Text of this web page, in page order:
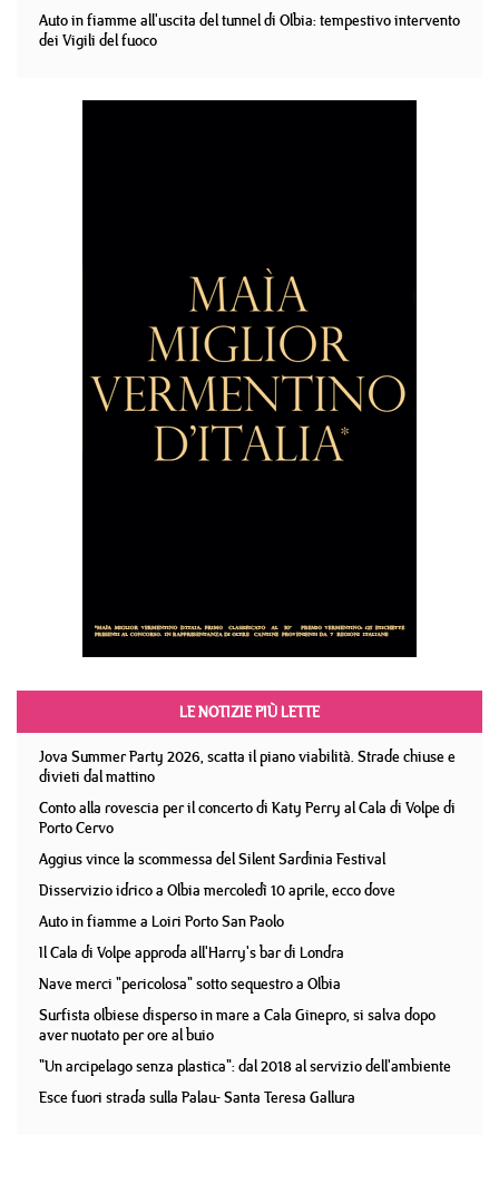
Auto in fiamme all'uscita del tunnel di Olbia: tempestivo intervento
dei Vigili del fuoco
LE NOTIZIE PIÙ LETTE
Jova Summer Party 2026, scatta il piano viabilità. Strade chiuse e
divieti dal mattino
Conto alla rovescia per il concerto di Katy Perry al Cala di Volpe di
Porto Cervo
Aggius vince la scommessa del Silent Sardinia Festival
Disservizio idrico a Olbia mercoledì 10 aprile, ecco dove
Auto in fiamme a Loiri Porto San Paolo
Il Cala di Volpe approda all'Harry's bar di Londra
Nave merci "pericolosa" sotto sequestro a Olbia
Surfista olbiese disperso in mare a Cala Ginepro, si salva dopo
aver nuotato per ore al buio
"Un arcipelago senza plastica": dal 2018 al servizio dell'ambiente
Esce fuori strada sulla Palau- Santa Teresa Gallura